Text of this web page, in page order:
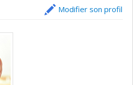
Modifier son profil